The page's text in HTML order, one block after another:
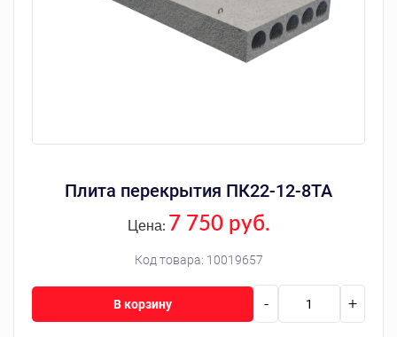
Плита перекрытия ПК22-12-8ТА
Код товара: 10019657
Цена: 7 750 руб.
- +
В корзину